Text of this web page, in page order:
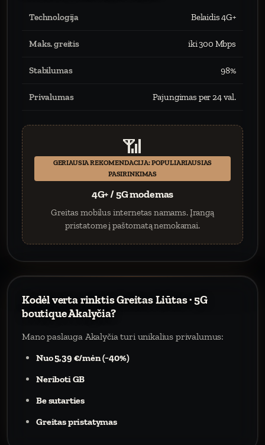
Technologija Belaidis 4G+
Maks. greitis iki 300 Mbps
Stabilumas 98%
Privalumas Pajungimas per 24 val.
📶
GERIAUSIA REKOMENDACIJA: POPULIARIAUSIAS
PASIRINKIMAS
4G+ / 5G modemas
Greitas mobilus internetas namams. Įrangą
pristatome į paštomatą nemokamai.
Kodėl verta rinktis Greitas Liūtas · 5G
boutique Akalyčia?
Mano paslauga Akalyčia turi unikalius privalumus:
Nuo 5,39 €/mėn (−40%)
Neriboti GB
Be sutarties
Greitas pristatymas